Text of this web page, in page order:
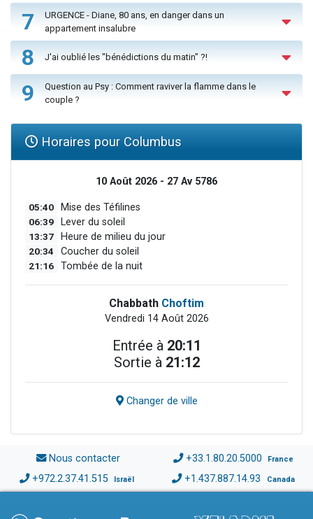
7
URGENCE - Diane, 80 ans, en danger dans un
appartement insalubre
8 J'ai oublié les "bénédictions du matin" ?!
9
Question au Psy : Comment raviver la flamme dans le
couple ?
Horaires pour Columbus
10 Août 2026 - 27 Av 5786
05:40 Mise des Téfilines
06:39 Lever du soleil
13:37 Heure de milieu du jour
20:34 Coucher du soleil
21:16 Tombée de la nuit
Chabbath Choftim
Vendredi 14 Août 2026
Entrée à 20:11
Sortie à 21:12
Changer de ville
Nous contacter +33.1.80.20.5000 France
+972.2.37.41.515 Israël +1.437.887.14.93 Canada